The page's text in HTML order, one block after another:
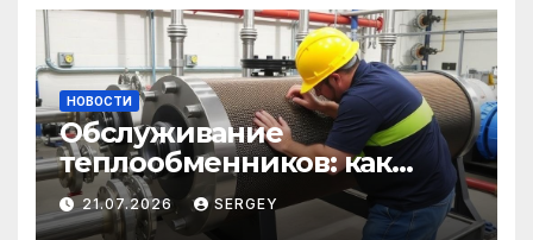
НОВОСТИ
Обслуживание
теплообменников: как
сохранить эффективность
и избежать простоев
21.07.2026 SERGEY